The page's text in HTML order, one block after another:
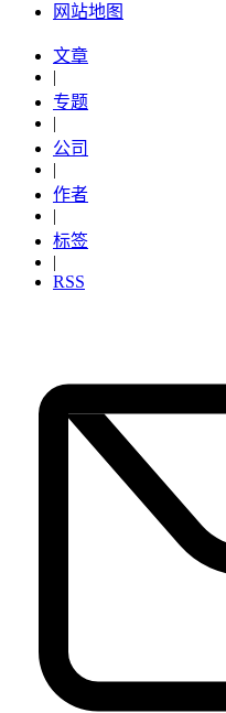
网站地图
文章
|
专题
|
公司
|
作者
|
标签
|
RSS